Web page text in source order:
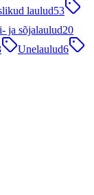
laulud53
ja sõjalaulud20
Unelaulud6